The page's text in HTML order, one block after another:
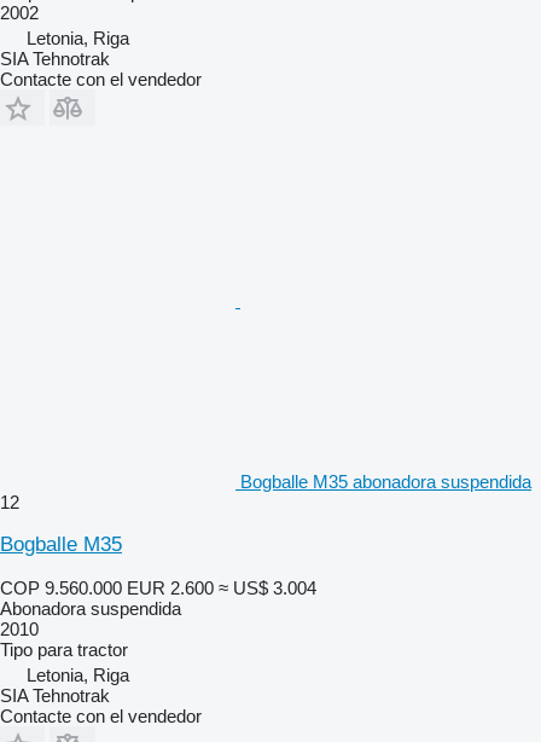
2002
Letonia, Riga
SIA Tehnotrak
Contacte con el vendedor
Bogballe M35 abonadora suspendida
12
Bogballe M35
COP 9.560.000 EUR 2.600 ≈ US$ 3.004
Abonadora suspendida
2010
Tipo para tractor
Letonia, Riga
SIA Tehnotrak
Contacte con el vendedor